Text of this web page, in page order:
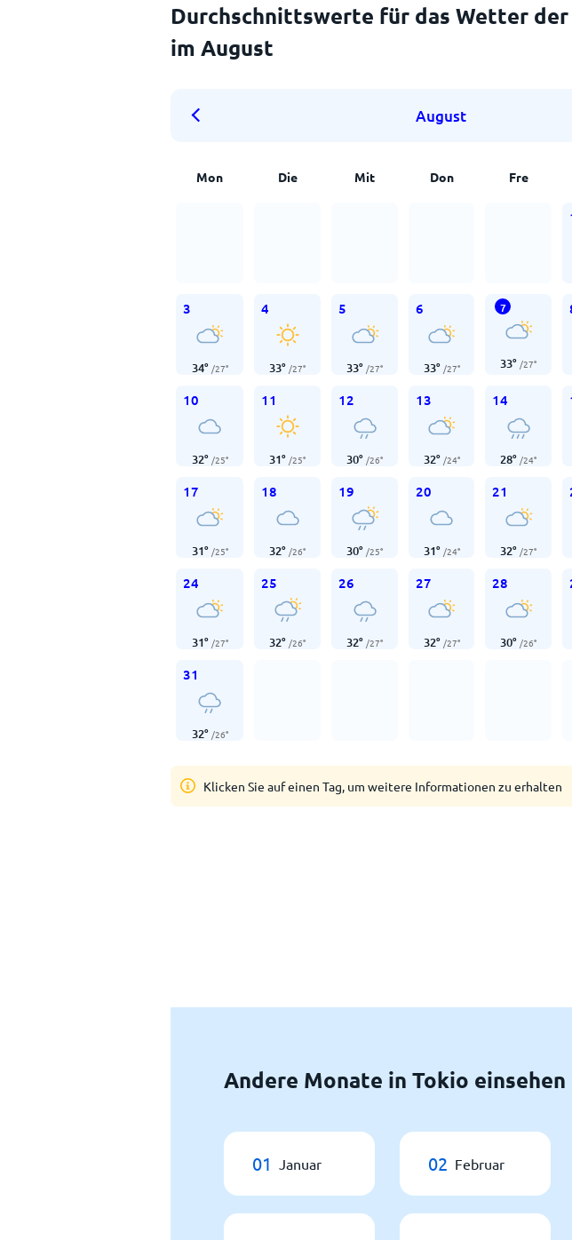
Durchschnittswerte für das Wetter
im August
August
Mon Die Mit Don Fre
3
34° /27°
4
33° /27°
5
33° /27°
6
33° /27°
7
33° /27°
10
32° /25°
11
31° /25°
12
30° /26°
13
32° /24°
14
28° /24°
17
31° /25°
18
32° /26°
19
30° /25°
20
31° /24°
21
32° /27°
24
31° /27°
25
32° /26°
26
32° /27°
27
32° /27°
28
30° /26°
31
32° /26°
Klicken Sie auf einen Tag, um weitere Informationen zu erhalten
Andere Monate in Tokio einsehen
01 Januar 02 Februar